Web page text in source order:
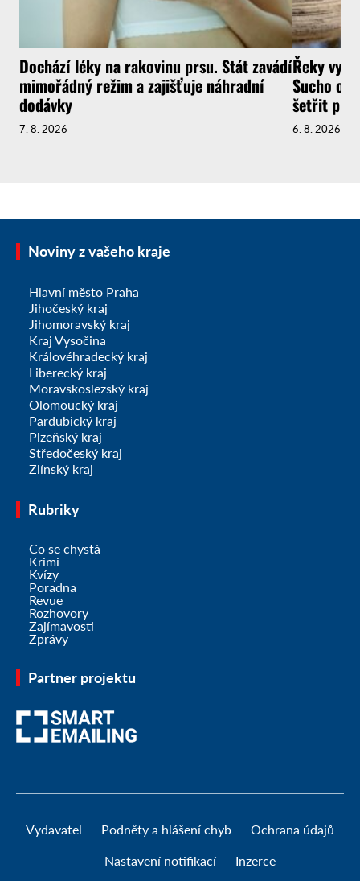
Dochází léky na rakovinu prsu. Stát zavádí
mimořádný režim a zajišťuje náhradní
dodávky
7. 8. 2026
Řeky
Sucho
šetřit
6. 8. 2026
Noviny z vašeho kraje
Hlavní město Praha
Jihočeský kraj
Jihomoravský kraj
Kraj Vysočina
Královéhradecký kraj
Liberecký kraj
Moravskoslezský kraj
Olomoucký kraj
Pardubický kraj
Plzeňský kraj
Středočeský kraj
Zlínský kraj
Rubriky
Co se chystá
Krimi
Kvízy
Poradna
Revue
Rozhovory
Zajímavosti
Zprávy
Partner projektu
Vydavatel Podněty a hlášení chyb Ochrana údajů
Nastavení notifikací Inzerce